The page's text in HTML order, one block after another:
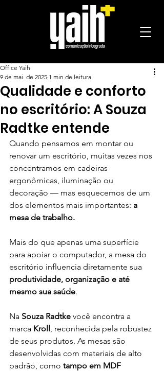
Qualidade e conforto
no escritório: A Souza
Radtke entende
Office Yaih
9 de mai. de 2025 1 min de leitura
Quando pensamos em montar ou
renovar um escritório, muitas vezes nos
concentramos em cadeiras
ergonômicas, iluminação ou
decoração — mas esquecemos de um
dos elementos mais importantes: a
mesa de trabalho.
Mais do que apenas uma superfície
para apoiar o computador, a mesa do
escritório influencia diretamente sua
produtividade, organização e até
mesmo sua saúde.
Na Souza Radtke você encontra a
marca Kroll, reconhecida pela robustez
de seus produtos. As mesas são
desenvolvidas com materiais de alto
padrão, como tampo em MDF